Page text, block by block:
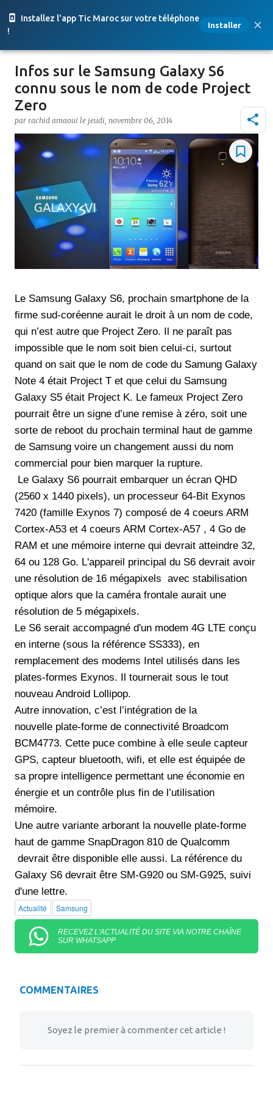
Installez l'app Tic Maroc sur votre téléphone
!
Installer
Accéder au contenu principal
Infos sur le Samsung Galaxy S6
connu sous le nom de code Project
Zero
par rachid amaoui le jeudi, novembre 06, 2014
Le Samsung Galaxy S6, prochain smartphone de la
firme sud-coréenne aurait le droit à un nom de code,
qui n’est autre que Project Zero. Il ne paraît pas
impossible que le nom soit bien celui-ci, surtout
quand on sait que le nom de code du Samung Galaxy
Note 4 était Project T et que celui du Samsung
Galaxy S5 était Project K. Le fameux Project Zero
pourrait être un signe d’une remise à zéro, soit une
sorte de reboot du prochain terminal haut de gamme
de Samsung voire un changement aussi du nom
commercial pour bien marquer la rupture.
Le Galaxy S6 pourrait embarquer un écran QHD
(2560 x 1440 pixels), un processeur 64-Bit Exynos
7420 (famille Exynos 7) composé de 4 coeurs ARM
Cortex-A53 et 4 coeurs ARM Cortex-A57 , 4 Go de
RAM et une mémoire interne qui devrait atteindre 32,
64 ou 128 Go. L'appareil principal du S6 devrait avoir
une résolution de 16 mégapixels avec stabilisation
optique alors que la caméra frontale aurait une
résolution de 5 mégapixels.
Le S6 serait accompagné d'un modem 4G LTE conçu
en interne (sous la référence SS333), en
remplacement des modems Intel utilisés dans les
plates-formes Exynos. Il tournerait sous le tout
nouveau Android Lollipop.
Autre innovation, c’est l’intégration de la
nouvelle plate-forme de connectivité Broadcom
BCM4773. Cette puce combine à elle seule capteur
GPS, capteur bluetooth, wifi, et elle est équipée de
sa propre intelligence permettant une économie en
énergie et un contrôle plus fin de l’utilisation
mémoire.
Une autre variante arborant la nouvelle plate-forme
haut de gamme SnapDragon 810 de Qualcomm
devrait être disponible elle aussi. La référence du
Galaxy S6 devrait être SM-G920 ou SM-G925, suivi
d'une lettre.
Actualité Samsung
RECEVEZ L'ACTUALITÉ DU SITE VIA NOTRE CHAÎNE
SUR WHATSAPP
COMMENTAIRES
Soyez le premier à commenter cet article !